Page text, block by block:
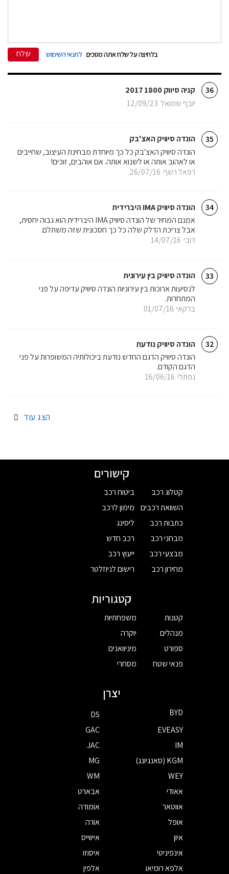
בלחיצה על שלח אתה מסכים לתנאי השימוש שלח
36
קניה סיווק 1800 2017
יובף שמואל 12/09/23
35 הונדה סיוויק האצ'בק
רפאל רשף 26/07/16
הונדה סיוויק האצ'בק כל כך מיוחדת מבחינת העיצוב, שחייבים
או לאהוב אותה או לשנוא אותה. אם אוהבים, זוכים!
34 הונדה סיוויק IMA היברידית
דובי 14/07/16
אמנם המחיר של הונדה סיוויק IMA היברידית הוא גבוה יחסית,
אבל צריכת הדלק שלה כל כך חסכונית שזה משתלם.
33 הונדה סיוויק בין עירונית
ברקאי 01/07/16
לנסיעות ארוכות בין עירוניות הונדה סיוויק עדיפה על פני
המתחרות.
32 הונדה סיוויק נודעת
נפתלי 16/06/16
הונדה סיוויק הדגם החדש נודעת ביכולותיה המשופרות על פני
הדגם הקודם.
הצג עוד
קישורים
קטלוג רכב
השוואת רכבים
כתבות רכב
מבחני רכב
מבצעי רכב
מחירון רכב
ביטוח רכב
מימון לרכב
ליסינג
רכב חדש
ייעוץ רכב
רישום לניוזלטר
קטגוריות
קטנות
מנהלים
ספורט
פנאי שטח
משפחתיות
יוקרה
מיניוואנים
מסחרי
יצרן
BYD
DS
EVEASY
GAC
IM
JAC
KGM (סאנגיונג)
MG
WEY
WM
אאודי
אבארט
אווטאר
אומודה
אופל
אורה
איון
אייווייס
אינפיניטי
איסוזו
אלפא רומיאו
אלפין